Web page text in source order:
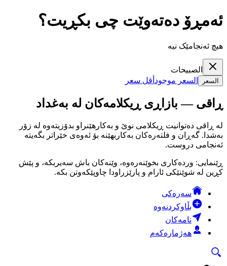
ئەمڕۆ دەتەوێت چی بکڕیت؟
هیچ ئەنجامێک نیە
الصبيحات
السعر السعر موجود أقل سعر
ڕاقی — بازاڕی ڕیکلامەکان لە بەغداد
لە ڕاقی دەتوانیت ڕیکلامی نوێ و بەکارهێنراو بدۆزیتەوە لە زۆر
بەشدا. گەڕان و فلتەرەکان بەکاربهێنە بۆ ئەوەی خێراتر بگەیتە
ئەنجامی دروست.
ڕێنمایی: وردەکاری بخوێنەرەوە، وێنەکان باش سەیربکە، و پێش
کڕین لە شوێنێکی ئارام و پارێزراودا چاوپێکەوتن بکە.
سەرەکی
بڵاوکردنەوە
نامەکان
هەژمارەکەم